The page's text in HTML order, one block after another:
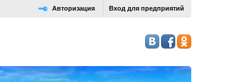
Вход для предприятий
Авторизация